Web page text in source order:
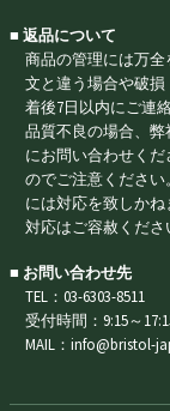
■ 返品について
商品の管理には万
文と違う場合や破
着後7日以内にご連
品質不良の場合、
にお問い合わせく
のでご注意くださ
には対応を致しか
対応はご容赦くださ
■ お問い合わせ先
TEL：03-6303-8511
受付時間：9:15～
MAIL：info@bristol-